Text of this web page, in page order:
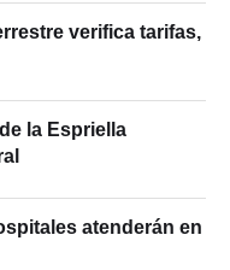
verifica tarifas,
la Espriella
atenderán en